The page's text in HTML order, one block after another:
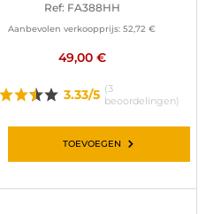
Ref: FA388HH
Aanbevolen verkoopprijs: 52,72 €
49,00 €
3.33/5 (3
beoordelingen)
TOEVOEGEN